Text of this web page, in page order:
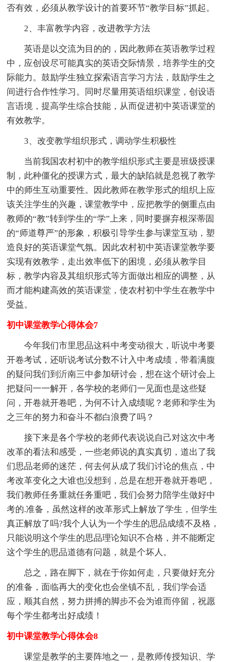
否有效，必须从教学设计的首要环节“教学目标”抓起。
2、丰富教学内容，改进教学方法
英语是以交流为目的的，因此教师在英语教学过程
中，应创设尽可能真实的英语交际情景，培养学生的交
际能力。鼓励学生独立探索语言学习方法，鼓励学生之
间进行合作性学习。同时尽量用英语组织课堂，创设语
言语境，提高学生综合技能，从而促进初中英语课堂的
有效教学。
3、改变教学组织形式，调动学生积极性
当前我国农村初中的教学组织形式主要是班级授课
制，此种僵化的授课方式，最大的缺陷就是忽视了教学
中的师生互动重要性。因此教师在教学形式的组织上应
该关注学生的兴趣，课堂教学中，应把教学的侧重点由
教师的“教”转到学生的“学”上来，同时要摒弃根深蒂固
的“师道尊严”的形象，积极引导学生参与课堂互动，塑
造良好的英语课堂气氛。因此农村初中英语课堂教学要
实现有效教学，走出效率低下的困境，必须从教学目
标，教学内容及其组织形式等方面做出相应的调整，从
而才能构建高效的英语课堂，使农村初中学生在教学中
受益。
初中课堂教学心得体会7
今年我们市里思品这科中考变动很大，听说中考要
开卷考试，还听说考试分数不计入中考成绩，带着满腹
的疑问我们到沂南三中参加研讨会，想在这个研讨会上
把疑问一一解开，各学校的老师们一见面也是这些疑
问，开卷就开卷吧，为何不计入成绩呢？老师和学生为
之三年的努力和奋斗不都白浪费了吗？
接下来是各个学校的老师代表说说自己对这次中考
改革的看法和感受，一些老师说的真实真切，道出了我
们思品老师的迷茫，何去何从成了我们讨论的焦点，中
考改革变化之大谁也没想到，总是在想开卷就开卷吧，
我们教师任务重就任务重吧，我们会努力陪学生做好中
考的.准备，虽然这样的改革形式上解放了学生，但学生
真正解放了吗?我个人认为一个学生的思品成绩不及格，
只能说明这个学生的思品理论知识不合格，并不能断定
这个学生的思品道德有问题，就是个坏人。
总之，路在脚下，就在于你如何走，只要做好充分
的准备，面临再大的变化也会坐镇不乱，我们学会适
应，顺其自然，努力拼搏的脚步不会为谁而停留，祝愿
每个学生都考出好成绩！
初中课堂教学心得体会8
课堂是教学的主要阵地之一，是教师传授知识、学